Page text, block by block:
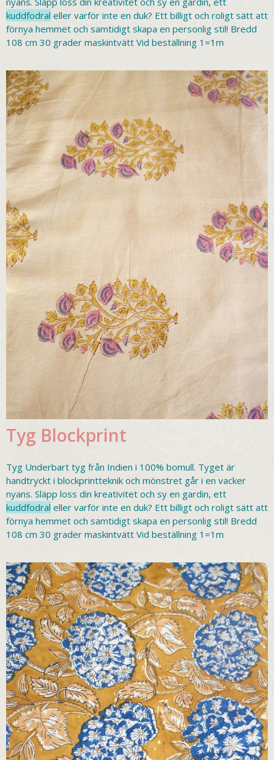
kuddfodral eller varför inte en duk? Ett billigt och roligt sätt att
förnya hemmet och samtidigt skapa en personlig stil! Bredd
108 cm 30 grader maskintvätt Vid beställning 1=1m
Tyg Blockprint
Tyg Underbart tyg från Indien i 100% bomull. Tyget är
handtryckt i blockprintteknik och mönstret går i en vacker
nyans. Släpp loss din kreativitet och sy en gardin, ett
kuddfodral eller varför inte en duk? Ett billigt och roligt sätt att
förnya hemmet och samtidigt skapa en personlig stil! Bredd
108 cm 30 grader maskintvätt Vid beställning 1=1m